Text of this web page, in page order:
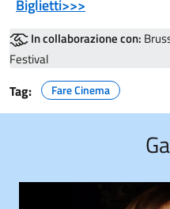
Biglietti>>>
In collaborazione con:
Festival
Tag: Fare Cinema